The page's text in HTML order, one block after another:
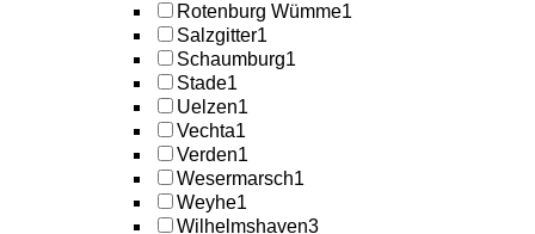
Rotenburg Wümme1
Salzgitter1
Schaumburg1
Stade1
Uelzen1
Vechta1
Verden1
Wesermarsch1
Weyhe1
Wilhelmshaven3